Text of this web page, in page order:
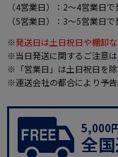
（4営業日）：2～4営業日
（5営業日）：3～5営業日
※発送日は土日祝日や棚卸
※当日発送に関するご注意は
※「営業日」は土日祝日を除
※運送会社の都合により予告
5,000
全